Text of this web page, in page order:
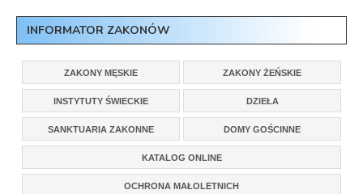
INFORMATOR ZAKONÓW
ZAKONY MĘSKIE ZAKONY ŻEŃSKIE
INSTYTUTY ŚWIECKIE DZIEŁA
SANKTUARIA ZAKONNE DOMY GOŚCINNE
KATALOG ONLINE
OCHRONA MAŁOLETNICH